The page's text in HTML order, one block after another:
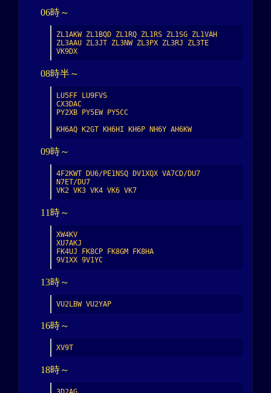
06時～
ZL1AKW ZL1BQD ZL1RQ ZL1RS ZL1SG ZL1VAH
ZL3AAU ZL3JT ZL3NW ZL3PX ZL3RJ ZL3TE
VK9DX
08時半～
LU5FF LU9FVS
CX3DAC
PY2XB PY5EW PY5CC
KH6AQ K2GT KH6HI KH6P NH6Y AH6KW
09時～
4F2KWT DU6/PE1NSQ DV1XQX VA7CD/DU7
N7ET/DU7
VK2 VK3 VK4 VK6 VK7
11時～
XW4KV
XU7AKJ
FK4UJ FK8CP FK8GM FK8HA
9V1XX 9V1YC
13時～
VU2LBW VU2YAP
16時～
XV9T
18時～